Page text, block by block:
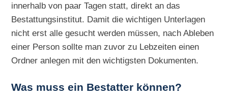
innerhalb von paar Tagen statt, direkt an das
Bestattungsinstitut. Damit die wichtigen Unterlagen
nicht erst alle gesucht werden müssen, nach Ableben
einer Person sollte man zuvor zu Lebzeiten einen
Ordner anlegen mit den wichtigsten Dokumenten.
Was muss ein Bestatter können?